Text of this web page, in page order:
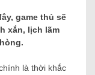
game thủ sẽ
xắn, lịch lãm
là thời khắc